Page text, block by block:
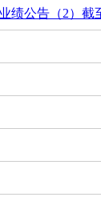
绩公告（2）